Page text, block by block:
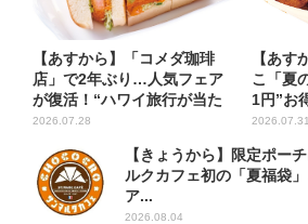
【あすから】「コメダ珈琲
店」で2年ぶり…人気フェア
が復活！“ハワイ旅行が当た
る”...
2026.07.28
【あ
こ「夏
1円”お
2026.07.31
【きょうから】限定ポー
ルクカフェ初の「夏福袋
ア...
2026.08.04